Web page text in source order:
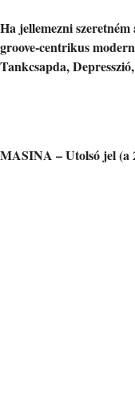
Ha jellemezni
groove-centrikus
Tankcsapda,
MASINA – Utolsó jel (a